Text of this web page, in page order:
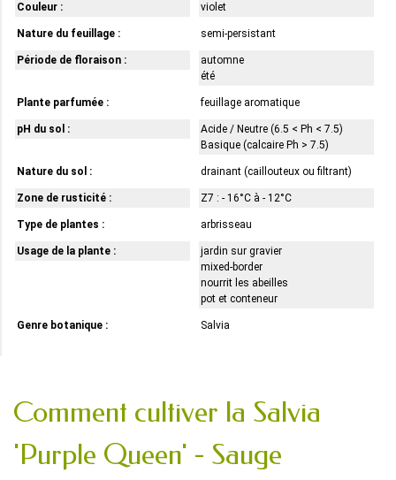
Couleur : violet
Nature du feuillage : semi-persistant
Période de floraison :
automne
été
Plante parfumée : feuillage aromatique
pH du sol :
Acide / Neutre (6.5 < Ph < 7.5)
Basique (calcaire Ph > 7.5)
Nature du sol : drainant (caillouteux ou filtrant)
Zone de rusticité : Z7 : - 16°C à - 12°C
Type de plantes : arbrisseau
Usage de la plante :
jardin sur gravier
mixed-border
nourrit les abeilles
pot et conteneur
Genre botanique : Salvia
Comment cultiver la Salvia
'Purple Queen' - Sauge